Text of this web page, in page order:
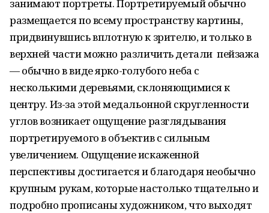
занимают портреты. Портретируемый обычно
размещается по всему пространству картины,
придвинувшись вплотную к зрителю, и только в
верхней части можно различить детали пейзажа
— обычно в виде ярко-голубого неба с
несколькими деревьями, склоняющимися к
центру. Из-за этой медальонной скругленности
углов возникает ощущение разглядывания
портретируемого в объектив с сильным
увеличением. Ощущение искаженной
перспективы достигается и благодаря необычно
крупным рукам, которые настолько тщательно и
подробно прописаны художником, что выходят